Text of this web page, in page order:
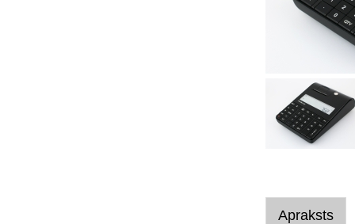
Apraksts